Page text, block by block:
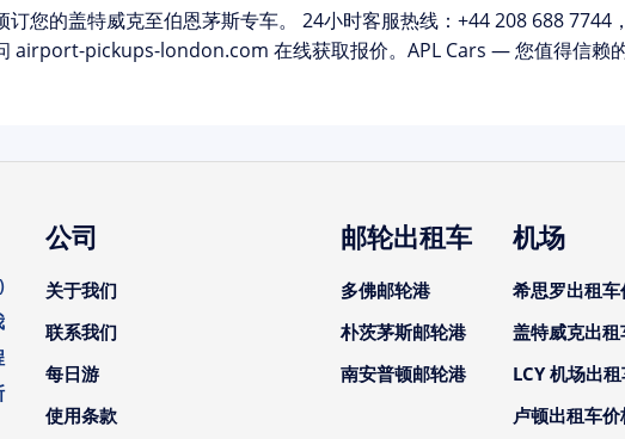
订您的盖特威克至伯恩茅斯专车。 24小时客服热线： +44 208 688 7744
airport-pickups-london.com 在线获取报价。APL Cars — 您值得信赖的
公司
关于我们
联系我们
每日游
使用条款
邮轮出租车
多佛邮轮港
朴茨茅斯邮轮港
南安普顿邮轮港
机场
希思罗出租车
盖特威克出租
LCY 机场出
卢顿出租车价